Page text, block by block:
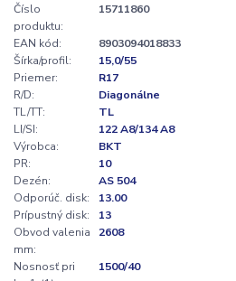
Číslo
produktu:
15711860
EAN kód:
8903094018833
Šírka/profil:
15,0/55
Priemer:
R17
R/D:
Diagonálne
TL/TT:
TL
LI/SI:
122 A8/134 A8
Výrobca:
BKT
PR:
10
Dezén:
AS 504
Odporúč. disk:
13.00
Prípustný disk:
13
Obvod valenia
mm:
2608
Nosnosť pri
1500/40